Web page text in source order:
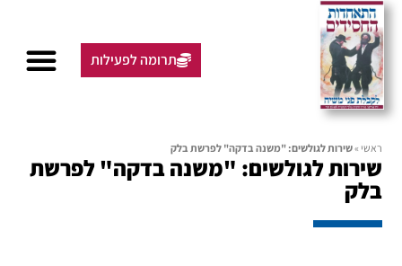
תרומה לפעילות
ראשי »שירות לגולשים: "משנה בדקה" לפרשת בלק
שירות לגולשים: "משנה בדקה" לפרשת
בלק